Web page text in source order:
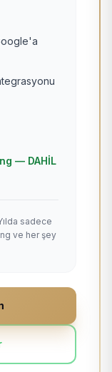
— DAHİL
sadece
ve her şey